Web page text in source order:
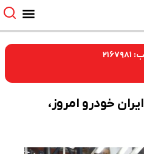
خودرو امروز،